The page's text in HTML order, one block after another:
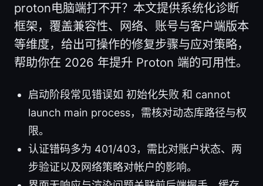
proton电脑端打不开？本文提供系统化诊断
框架，覆盖兼容性、网络、账号与客户端版本
等维度，给出可操作的修复步骤与应对策略，
帮助你在 2026 年提升 Proton 端的可用性。
启动阶段常见错误如 初始化失败 和 cannot
launch main process，需核对动态库路径与权
限。
认证错码多为 401/403，需比对账户状态、两
步验证以及网络策略对帐户的影响。